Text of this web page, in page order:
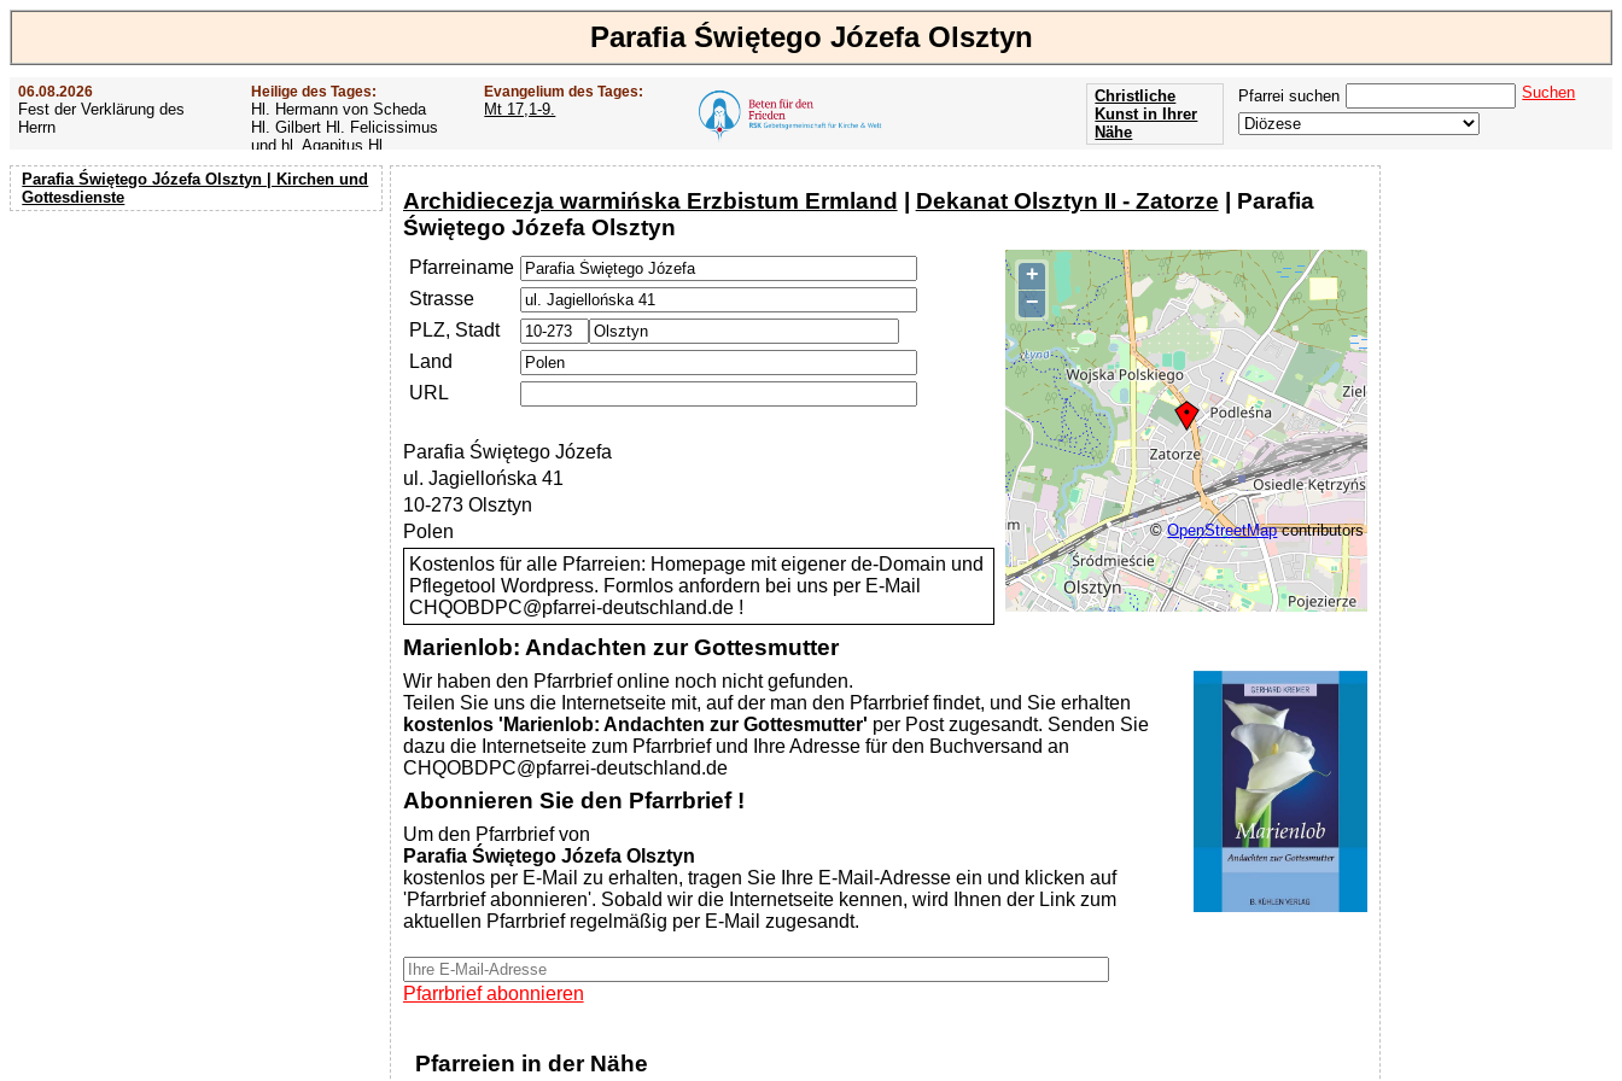
Parafia Świętego Józefa Olsztyn
06.08.2026
Fest der Verklärung des
Herrn
Heilige des Tages:
Hl. Hermann von Scheda
Hl. Gilbert Hl. Felicissimus
und hl. Agapitus Hl.
Gezelinus (Gozelin)
Evangelium des Tages:
Mt 17,1-9.
Pfarrei suchen Suchen
Christliche
Kunst in Ihrer
Nähe
Parafia Świętego Józefa Olsztyn | Kirchen und
Gottesdienste
Archidiecezja warmińska Erzbistum Ermland | Dekanat Olsztyn II - Zatorze | Parafia
Świętego Józefa Olsztyn
+
−
©OpenStreetMapcontributors
Pfarreiname
Strasse
PLZ, Stadt
Land
URL
Parafia Świętego Józefa
ul. Jagiellońska 41
10-273 Olsztyn
Polen
Kostenlos für alle Pfarreien: Homepage mit eigener de-Domain und
Pflegetool Wordpress. Formlos anfordern bei uns per E-Mail
CHQOBDPC@pfarrei-deutschland.de !
Marienlob: Andachten zur Gottesmutter
Wir haben den Pfarrbrief online noch nicht gefunden.
Teilen Sie uns die Internetseite mit, auf der man den Pfarrbrief findet, und Sie erhalten
kostenlos 'Marienlob: Andachten zur Gottesmutter' per Post zugesandt. Senden Sie
dazu die Internetseite zum Pfarrbrief und Ihre Adresse für den Buchversand an
CHQOBDPC@pfarrei-deutschland.de
Abonnieren Sie den Pfarrbrief !
Um den Pfarrbrief von
Parafia Świętego Józefa Olsztyn
kostenlos per E-Mail zu erhalten, tragen Sie Ihre E-Mail-Adresse ein und klicken auf
'Pfarrbrief abonnieren'. Sobald wir die Internetseite kennen, wird Ihnen der Link zum
aktuellen Pfarrbrief regelmäßig per E-Mail zugesandt.
Pfarrbrief abonnieren
Pfarreien in der Nähe